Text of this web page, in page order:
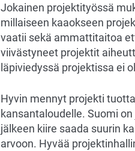
Jokainen projektityössä
millaiseen kaaokseen
vaatii sekä ammattitaitoa
viivästyneet projektit
läpiviedyssä projektissa ei
Hyvin mennyt projekti
kansantaloudelle. Suomi
jälkeen kiire saada suurin
arvoon. Hyvää